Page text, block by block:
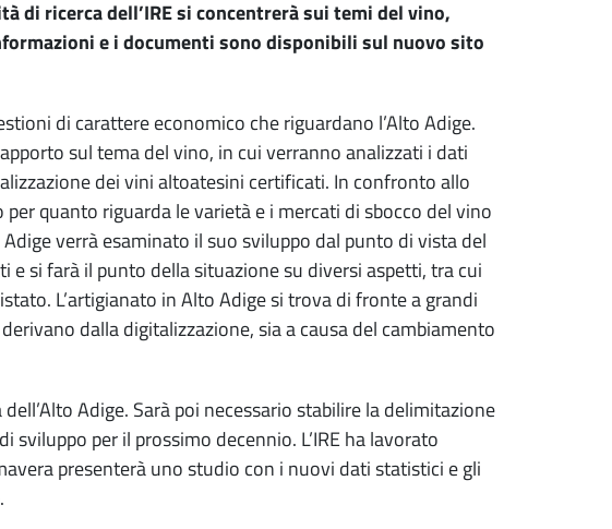
di ricerca dell’IRE si concentrerà sui temi del vino,
e i documenti sono disponibili sul nuovo sito
di carattere economico che riguardano l’Alto Adige.
sul tema del vino, in cui verranno analizzati i dati
dei vini altoatesini certificati. In confronto allo
quanto riguarda le varietà e i mercati di sbocco del vino
verrà esaminato il suo sviluppo dal punto di vista del
e si farà il punto della situazione su diversi aspetti, tra cui
L’artigianato in Alto Adige si trova di fronte a grandi
dalla digitalizzazione, sia a causa del cambiamento
Adige. Sarà poi necessario stabilire la delimitazione
per il prossimo decennio. L’IRE ha lavorato
presenterà uno studio con i nuovi dati statistici e gli